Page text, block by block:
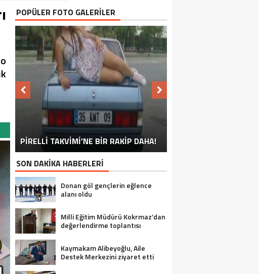
POPÜLER FOTO GALERİLER
PİRELLİ TAKVİMİ’NE BİR RAKİP DAHA!
EN İYİ ‘KURBAN BAYRAMI’ CAPSLERİ!
BUNU SÖYLEMEYEN ESNAF GÖRDÜNÜZ
MÜ?
FOTOĞRAFLARLA HIZAN
FOTOĞRAFLARLA BITLIS
FOTOĞRAFLARLA TATVAN
FOTOĞRAFLARLA GÜROYMAK
FOTOĞRAFLARLA AHLAT
FOTOĞRAFLARLA ADILCEVAZ
FOTOĞRAFLARLA MUTKI
SON DAKİKA HABERLERİ
Donan göl gençlerin eğlence
alanı oldu
Milli Eğitim Müdürü Kokrmaz’dan
değerlendirme toplantısı
Kaymakam Alibeyoğlu, Aile
Destek Merkezini ziyaret etti